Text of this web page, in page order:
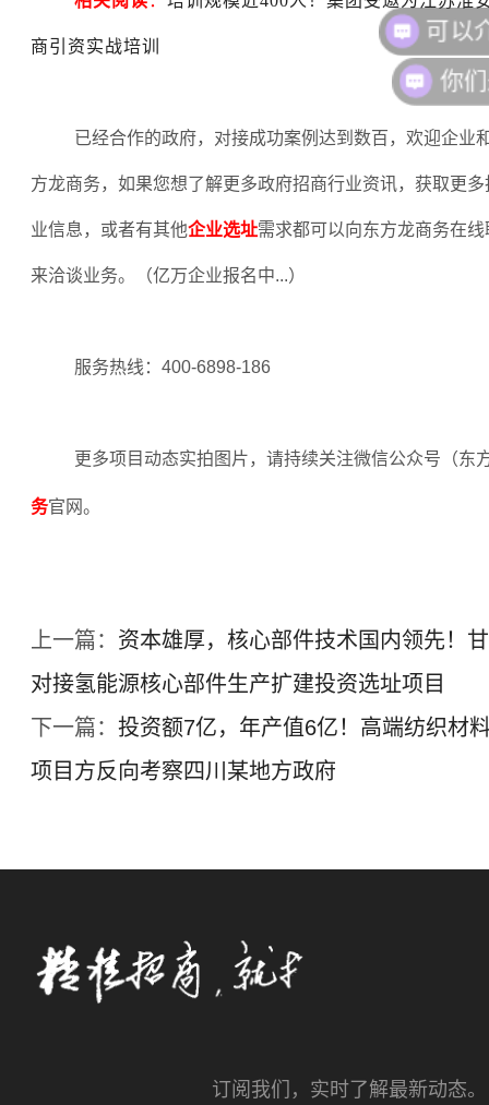
商引资实战培训
已经合作的政府，对接成功案例达到数百，欢迎企业
方龙商务，如果您想了解更多政府招商行业资讯，获取更
业信息，或者有其他企业选址需求都可以向东方龙商务在
来洽谈业务。（亿万企业报名中...）
服务热线： 400-6898-186
更多项目动态实拍图片，请持续关注微信公众号（东
务官网。
上一篇： 资本雄厚，核心部件技术国内领先！
对接氢能源核心部件生产扩建投资选址项目
下一篇： 投资额7亿，年产值6亿！高端纺织材
项目方反向考察四川某地方政府
订阅我们，实时了解最新动态。
你